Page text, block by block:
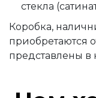
стекла
Коробка,
приобретаются
представлены в